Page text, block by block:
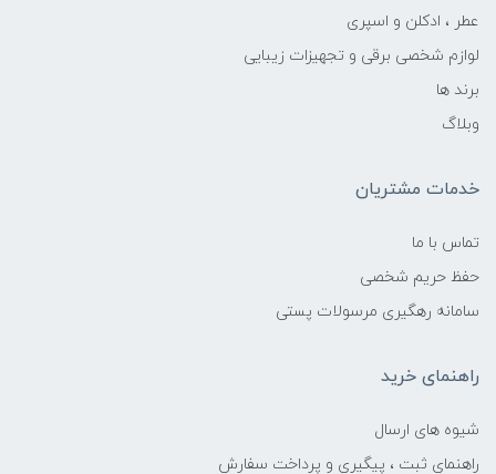
عطر ، ادکلن و اسپری
لوازم شخصی برقی و تجهیزات زیبایی
برند ها
وبلاگ
خدمات مشتریان
تماس با ما
حفظ حریم شخصی
سامانه رهگیری مرسولات پستی
راهنمای خرید
شیوه های ارسال
راهنمای ثبت ، پیگیری و پرداخت سفارش